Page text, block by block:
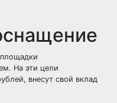
На эти цели
внесут свой вклад